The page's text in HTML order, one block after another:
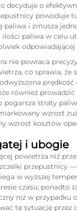
decyduje o
powoduje
paliwa i zmusza
paliwa w celu
nie powraca
co sprawia,
również
pogarsza straty
wzrost
wzrost kosztów
i ubogie
powietrza niż
przepustnicy
w wyższej
czasu; ponadto
niż w
tę sytuację